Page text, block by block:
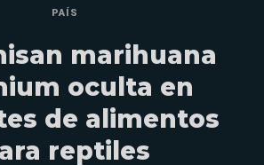
PAÍS
marihuana
oculta en
de alimentos
reptiles